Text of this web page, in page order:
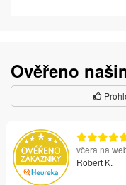
Ověřeno
včera na
Robert K.